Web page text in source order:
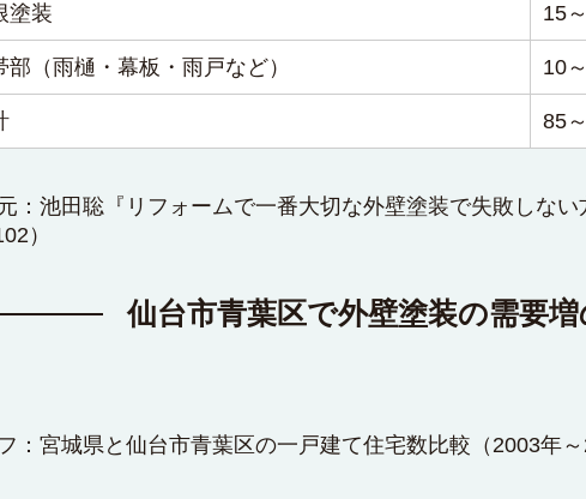
塗装 15
部（雨樋・幕板・雨戸など） 10
85
：池田聡『リフォームで一番大切な外壁塗装で失敗しな
）
仙台市青葉区で外壁塗装の需要
：宮城県と仙台市青葉区の一戸建て住宅数比較（2003年～